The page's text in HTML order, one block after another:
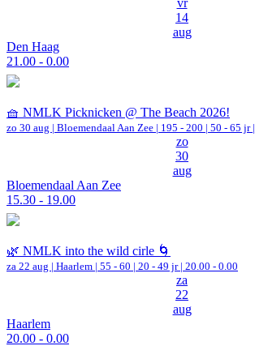
14
aug
Den Haag
21.00 - 0.00
🧺 NMLK Picknicken @ The Beach 2026!
zo 30 aug | Bloemendaal Aan Zee | 195 - 200 | 50 - 65 jr |
zo
30
aug
Bloemendaal Aan Zee
15.30 - 19.00
🌿 NMLK into the wild cirle 🌀
za 22 aug | Haarlem | 55 - 60 | 20 - 49 jr | 20.00 - 0.00
za
22
aug
Haarlem
20.00 - 0.00